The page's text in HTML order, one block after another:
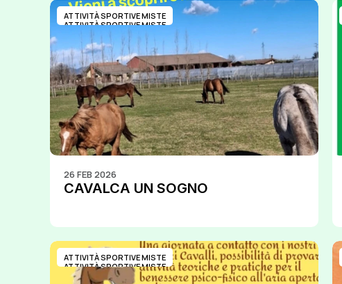
ATTIVITÀ SPORTIVE MISTE
ATTIVITÀ SPORTIVE MISTE
26 FEB 2026
CAVALCA UN SOGNO
ATTIVITÀ SPORTIVE MISTE
ATTIVITÀ SPORTIVE MISTE